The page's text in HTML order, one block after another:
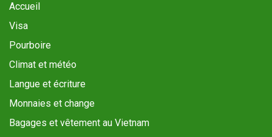
Accueil
Visa
Pourboire
Climat et météo
Langue et écriture
Monnaies et change
Bagages et vêtement au Vietnam